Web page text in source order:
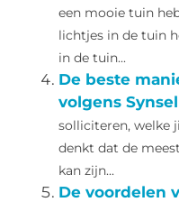
een mooie tuin
lichtjes in de tuin
in de tuin...
De beste
volgens Synsel
solliciteren, welke
denkt dat de
kan zijn...
De voordelen